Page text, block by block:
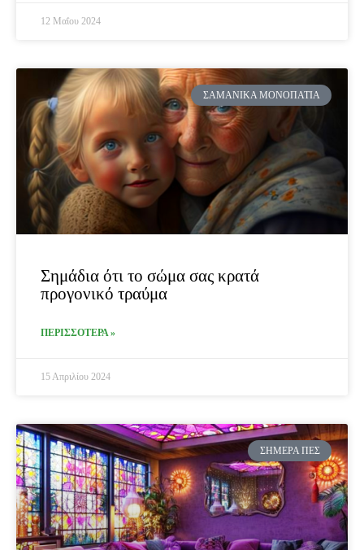
12 Μαΐου 2024
ΣΑΜΑΝΙΚΆ ΜΟΝΟΠΆΤΙΑ
Σημάδια ότι το σώμα σας κρατά
προγονικό τραύμα
ΠΕΡΙΣΣΟΤΕΡΑ »
15 Απριλίου 2024
ΣΉΜΕΡΑ ΠΕΣ